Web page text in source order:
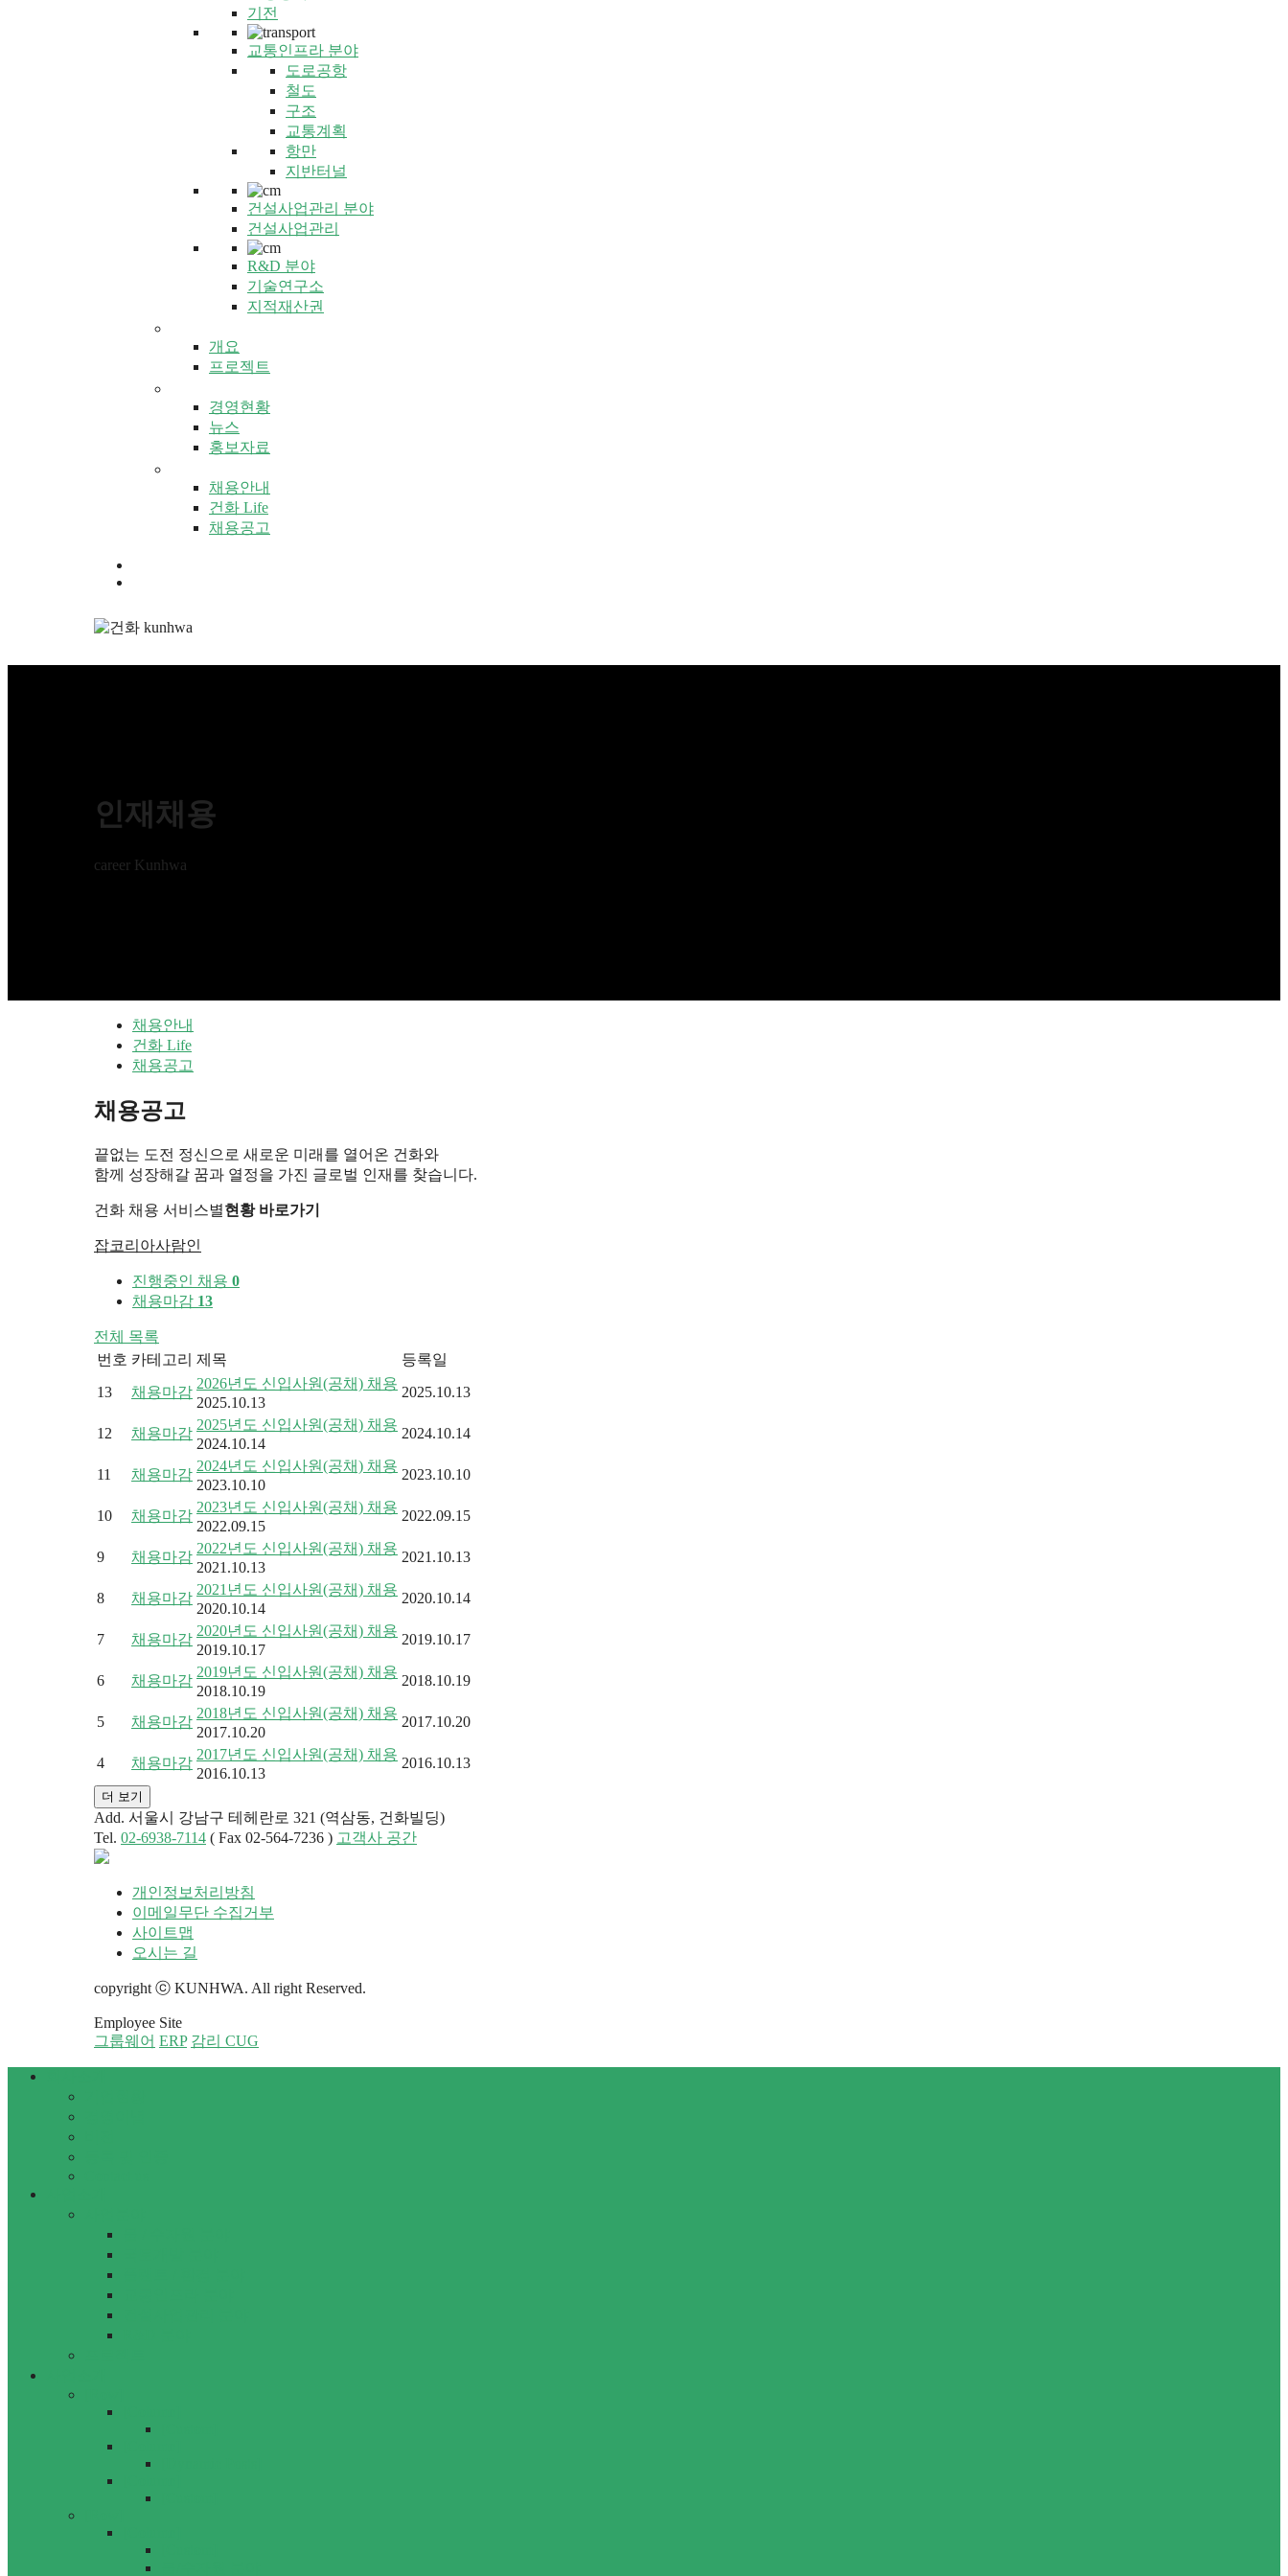
기전
교통인프라 분야
도로공항
철도
구조
교통계획
항만
지반터널
건설사업관리 분야
건설사업관리
R&D 분야
기술연구소
지적재산권
개요
프로젝트
경영현황
뉴스
홍보자료
채용안내
건화 Life
채용공고
인재채용
career Kunhwa
채용안내
건화 Life
채용공고
채용공고
끝없는 도전 정신으로 새로운 미래를 열어온 건화와
함께 성장해갈 꿈과 열정을 가진 글로벌 인재를 찾습니다.
건화 채용 서비스별현황 바로가기
잡코리아사람인
진행중인 채용 0
채용마감 13
전체 목록
번호 카테고리 제목
등록일
13
채용마감
2026년도 신입사원(공채) 채용
2025.10.13
2025.10.13
12 채용마감
2025년도 신입사원(공채) 채용
2024.10.14
2024.10.14
11 채용마감
2024년도 신입사원(공채) 채용
2023.10.10
2023.10.10
10 채용마감
2023년도 신입사원(공채) 채용
2022.09.15
2022.09.15
9 채용마감
2022년도 신입사원(공채) 채용
2021.10.13
2021.10.13
8 채용마감
2021년도 신입사원(공채) 채용
2020.10.14
2020.10.14
7 채용마감
2020년도 신입사원(공채) 채용
2019.10.17
2019.10.17
6 채용마감
2019년도 신입사원(공채) 채용
2018.10.19
2018.10.19
5 채용마감
2018년도 신입사원(공채) 채용
2017.10.20
2017.10.20
4 채용마감
2017년도 신입사원(공채) 채용
2016.10.13
2016.10.13
더 보기
Add. 서울시 강남구 테헤란로 321 (역삼동, 건화빌딩)
Tel. 02-6938-7114 ( Fax 02-564-7236 ) 고객사 공간
개인정보처리방침
이메일무단 수집거부
사이트맵
오시는 길
copyright ⓒ KUNHWA. All right Reserved.
Employee Site
그룹웨어 ERP 감리 CUG